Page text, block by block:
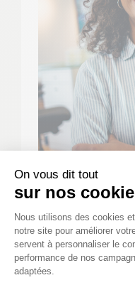
On vous dit tout
sur nos
Plateforme de
Nous utilisons des cookies
notre site pour améliorer
servent à personnaliser le
performance de nos
adaptées.
Mutuelle Ville de
Vous êtes agent
Protégez votre
santé dédiée aux
Ville de Paris.
de Paris